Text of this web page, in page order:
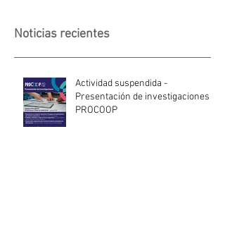
Noticias recientes
Actividad suspendida -
Presentación de investigaciones -
PROCOOP